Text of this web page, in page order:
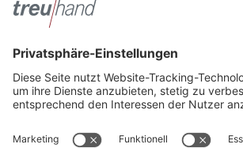
Innotax
forstwirtschaftlichen Betrieb oder kommen aus
suchen einen Steuerberater? Bei der Innotax bieten
Beratung für jede Lebensphase.
Die Innotax kennenlernen